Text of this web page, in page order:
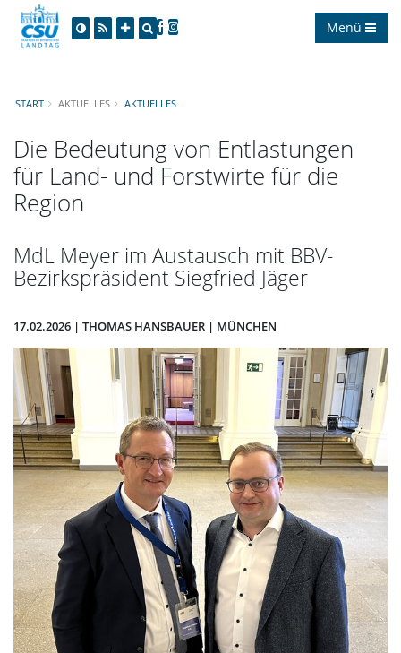
Menü
START AKTUELLES AKTUELLES
Die Bedeutung von Entlastungen
für Land- und Forstwirte für die
Region
MdL Meyer im Austausch mit BBV-
Bezirkspräsident Siegfried Jäger
17.02.2026 | THOMAS HANSBAUER | MÜNCHEN